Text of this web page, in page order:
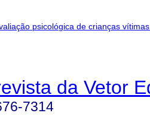
da Vetor
7314